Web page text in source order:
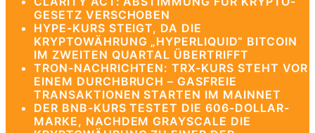
GESETZ VERSCHOBEN
HYPE-KURS STEIGT, DA DIE
KRYPTOWÄHRUNG „HYPERLIQUID“ BITCOIN
IM ZWEITEN QUARTAL ÜBERTRIFFT
TRON-NACHRICHTEN: TRX-KURS STEHT VOR
EINEM DURCHBRUCH – GASFREIE
TRANSAKTIONEN STARTEN IM MAINNET
DER BNB-KURS TESTET DIE 606-DOLLAR-
MARKE, NACHDEM GRAYSCALE DIE